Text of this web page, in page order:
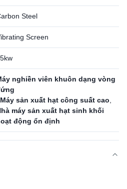
Steel
Screen
nghiền viên khuôn dạng vòng
Máy sản xuất hạt công suất cao
máy sản xuất hạt sinh khối
động ổn định